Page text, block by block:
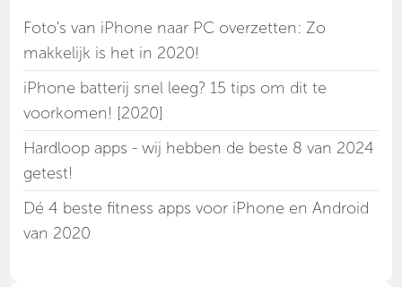
Foto's van iPhone naar PC overzetten: Zo
makkelijk is het in 2020!
iPhone batterij snel leeg? 15 tips om dit te
voorkomen! [2020]
Hardloop apps - wij hebben de beste 8 van 2024
getest!
Dé 4 beste fitness apps voor iPhone en Android
van 2020